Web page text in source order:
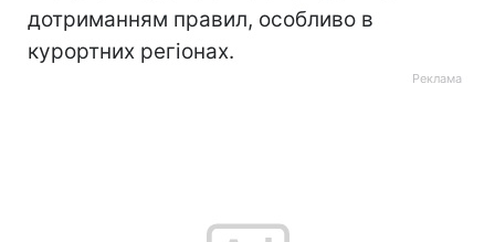
дотриманням правил, особливо в
курортних регіонах.